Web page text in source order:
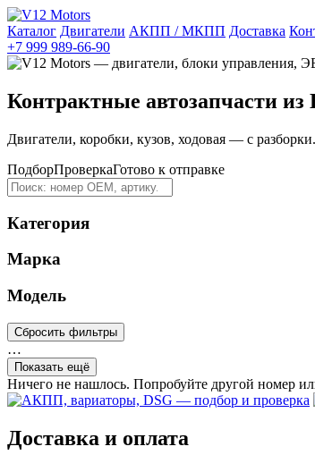
Каталог Двигатели АКПП / МКПП Доставка
+7 999 989-66-90
Контрактные автозапчасти
Двигатели, коробки, кузов, ходовая — с
ПодборПроверкаГотово к отправке
Категория
Марка
Модель
Сбросить фильтры
…
Показать ещё
Ничего не нашлось. Попробуйте другой номер
Доставка и оплата